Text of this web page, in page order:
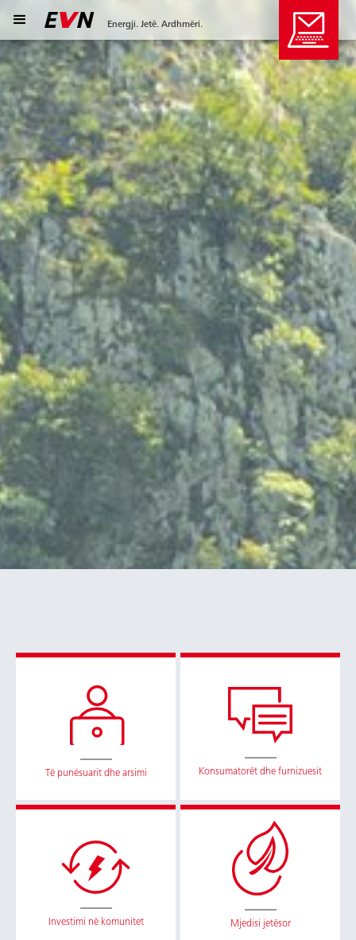
Energji. Jetë. Ardhmëri.
Të punësuarit dhe arsimi Konsumatorët dhe furnizuesit
Investimi në komunitet Mjedisi jetësor